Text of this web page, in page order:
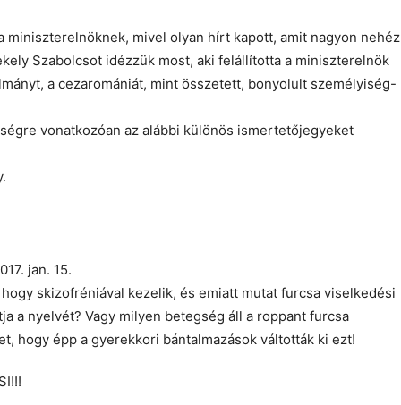
miniszterelnöknek, mivel olyan hírt kapott, amit nagyon nehéz
Szabolcsot idézzük most, aki felállította a miniszterelnök
a cezaromániát, mint összetett, bonyolult személyiség-
vonatkozóan az alábbi különös ismertetőjegyeket
jan. 15.
skizofréniával kezelik, és emiatt mutat furcsa viselkedési
a nyelvét? Vagy milyen betegség áll a roppant furcsa
hogy épp a gyerekkori bántalmazások váltották ki ezt!